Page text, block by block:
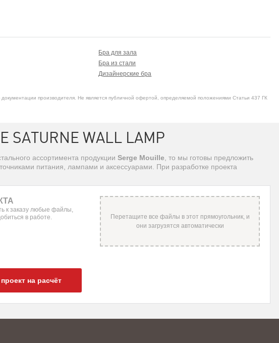
Бра для зала
Бра из стали
Дизайнерские бра
производителя. Не является публичной офертой, определяемой положениями Статьи 437 ГК
WALL LAMP
ассортимента продукции Serge Mouille , то мы готовы предложить
питания, лампами и аксессуарами. При разработке проекта
к заказу любые файлы,
в работе.
на расчёт